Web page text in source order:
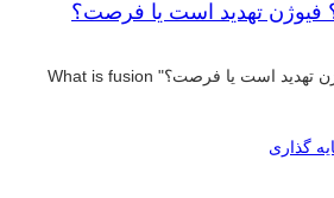
تهدید است یا فرصت؟
"آشپزی فیوژن چیست؟ فیوژن تهدید است یا فرصت؟" What is fusion